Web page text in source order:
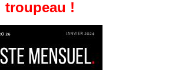
troupeau !